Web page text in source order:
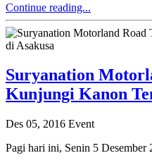
Continue reading...
Suryanation
Kunjungi Kanon
Des 05, 2016 Event
Pagi hari ini, Senin 5 Desember